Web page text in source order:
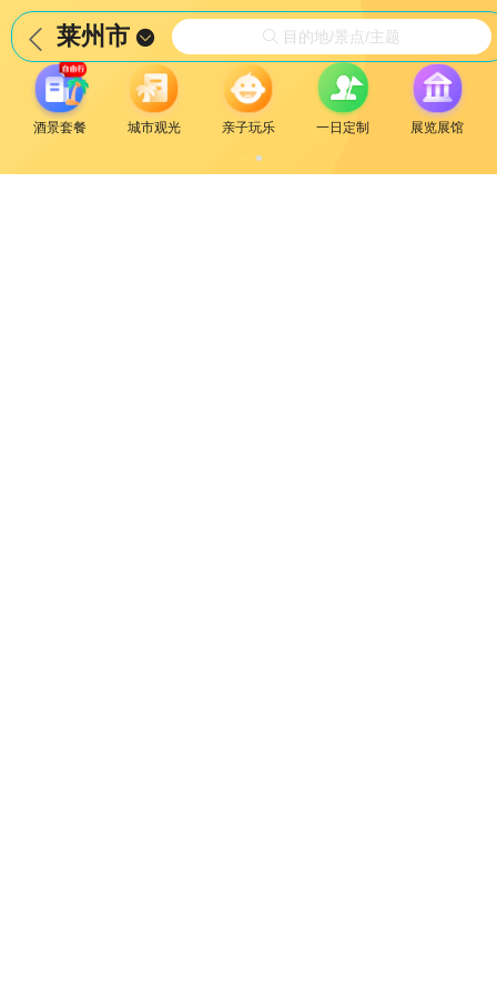
 莱州市   目的地/景点/主题
酒景套餐 城市观光 亲子玩乐 一日定制 展览展馆